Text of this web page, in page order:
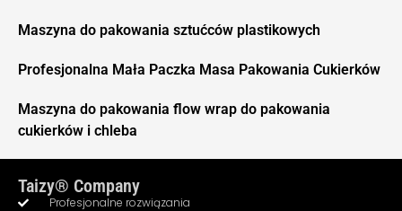
Maszyna do pakowania sztućców plastikowych
Profesjonalna Mała Paczka Masa Pakowania Cukierków
Maszyna do pakowania flow wrap do pakowania
cukierków i chleba
Taizy® Company
Profesjonalne rozwiązania